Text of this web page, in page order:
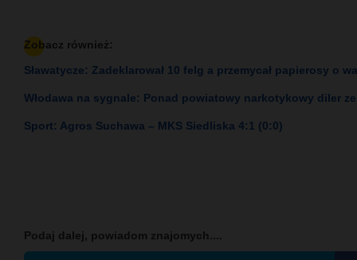
Zobacz również:
Sławatycze: Zadeklarował 10 felg a przemycał papierosy o
Włodawa na sygnale: Ponad powiatowy narkotykowy diler ze
Sport: Agros Suchawa – MKS Siedliska 4:1 (0:0)
Podaj dalej, powiadom znajomych....